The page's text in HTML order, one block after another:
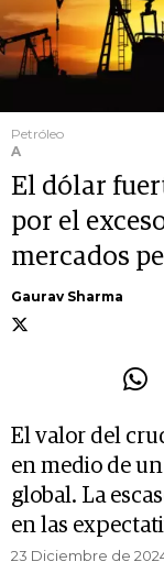
Petróleo
A
El dólar
por el
mercados
Gaurav Sharma
El valor del
en medio de
global. La
en las
23 Diciembre de